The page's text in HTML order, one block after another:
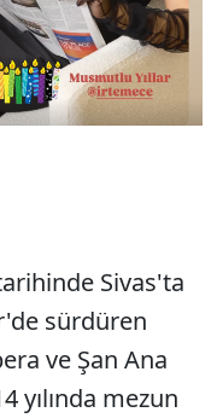
Sivas'ta
sürdüren
ve Şan Ana
yılında mezun